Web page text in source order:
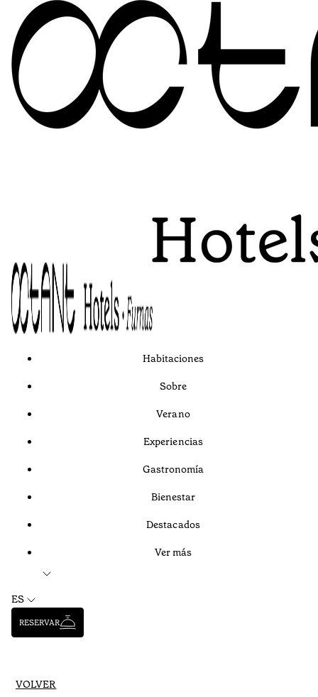
Habitaciones
Sobre
Verano
Experiencias
Gastronomía
Bienestar
Destacados
Ver más
ES
RESERVAR
VOLVER